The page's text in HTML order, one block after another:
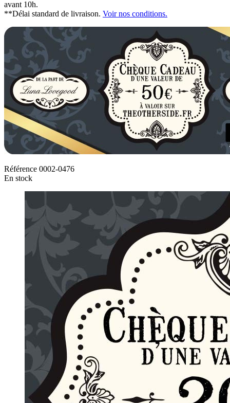
avant 10h.
**Délai standard de livraison. Voir nos conditions.
Référence 0002-0476
En stock